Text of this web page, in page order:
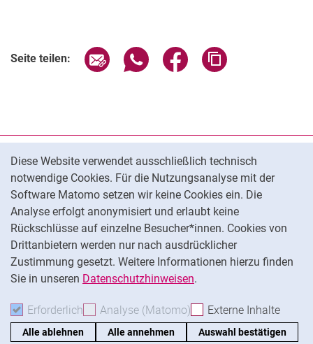
Diese Website verwendet ausschließlich technisch
notwendige Cookies. Für die Nutzungsanalyse mit der
Software Matomo setzen wir keine Cookies ein. Die
Analyse erfolgt anonymisiert und erlaubt keine
Rückschlüsse auf einzelne Besucher*innen. Cookies von
Drittanbietern werden nur nach ausdrücklicher
Zustimmung gesetzt. Weitere Informationen hierzu finden
Sie in unseren Datenschutzhinweisen.
Erforderlich Erforderliche Cookies akzeptieren
Analyse (Matomo) Analyse-Cookies
Externe Inhalte
Alle ablehnen Alle annehmen Auswahl bestätigen
Seite teilen: Seite über E-Mail teilen
Seite über WhatsApp teilen
Seite über Facebook
Datenschutz
Barrierefreiheit
Transparenter KI-Einsatz
Impressum
Cookie-Einstellungen